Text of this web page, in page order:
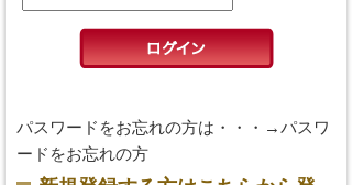
パスワードをお忘れの方は・・・→パスワ
ードをお忘れの方